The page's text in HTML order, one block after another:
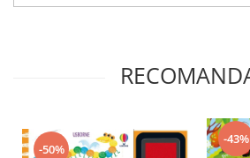
-50%
-43%